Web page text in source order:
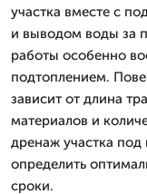
участка вместе с
и выводом воды за
работы особенно
подтоплением.
зависит от длина
материалов и
дренаж участка
определить
сроки.